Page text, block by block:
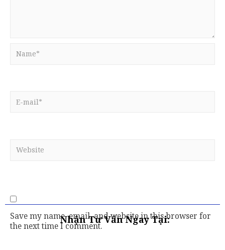
Save my name, email, and website in this browser for
the next time I comment.
Nhận Tư Vấn Ngay Tại: